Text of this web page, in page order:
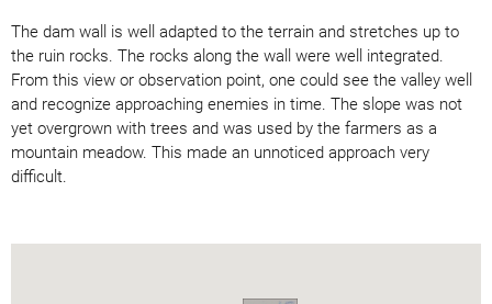
The dam wall is well adapted to the terrain and stretches up to
the ruin rocks. The rocks along the wall were well integrated.
From this view or observation point, one could see the valley well
and recognize approaching enemies in time. The slope was not
yet overgrown with trees and was used by the farmers as a
mountain meadow. This made an unnoticed approach very
difficult.